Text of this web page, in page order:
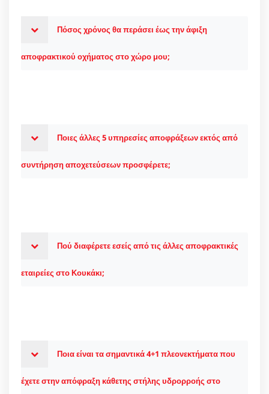
Πόσος χρόνος θα περάσει έως την άφιξη
αποφρακτικού οχήματος στο χώρο μου;
Ποιες άλλες 5 υπηρεσίες αποφράξεων εκτός από
συντήρηση αποχετεύσεων προσφέρετε;
Πού διαφέρετε εσείς από τις άλλες αποφρακτικές
εταιρείες στο Κουκάκι;
Ποια είναι τα σημαντικά 4+1 πλεονεκτήματα που
έχετε στην απόφραξη κάθετης στήλης υδρορροής στο